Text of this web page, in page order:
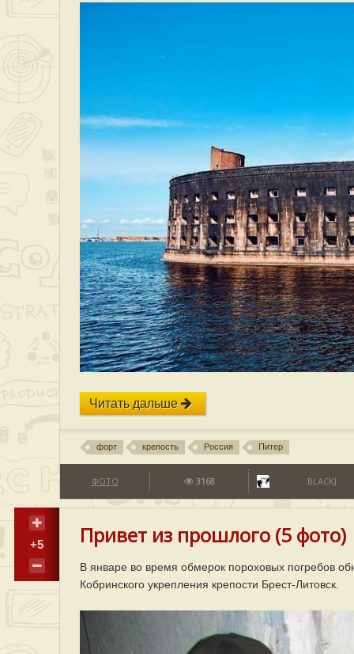
Читать дальше
форт крепость Россия Питер
ФОТО 3168 BLACKJ
+5 Привет из прошлого (5 фото)
В январе во время обмерок пороховых погребов
Кобринского укрепления крепости Брест-Литовск.